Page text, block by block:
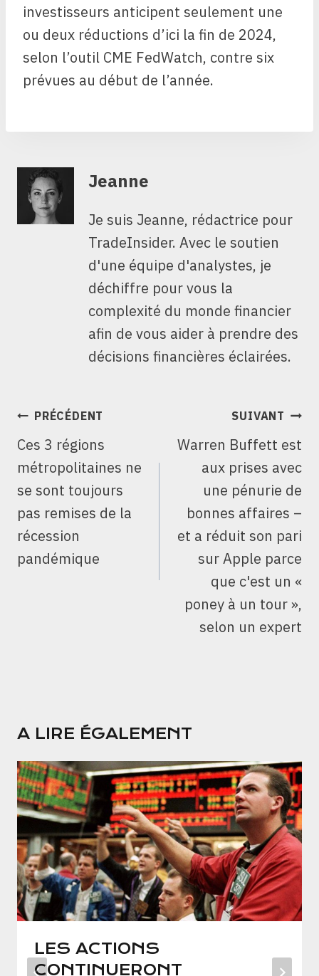
investisseurs anticipent seulement une
ou deux réductions d’ici la fin de 2024,
selon l’outil CME FedWatch, contre six
prévues au début de l’année.
Jeanne
Je suis Jeanne, rédactrice pour
TradeInsider. Avec le soutien
d'une équipe d'analystes, je
déchiffre pour vous la
complexité du monde financier
afin de vous aider à prendre des
décisions financières éclairées.
NAVIGATION
L’ARTICLE
PRÉCÉDENT
Ces 3 régions
métropolitaines ne
se sont toujours
pas remises de la
récession
pandémique
SUIVANT
Warren Buffett est
aux prises avec
une pénurie de
bonnes affaires –
et a réduit son pari
sur Apple parce
que c'est un «
poney à un tour »,
selon un expert
A LIRE ÉGALEMENT
LES ACTIONS
CONTINUERONT